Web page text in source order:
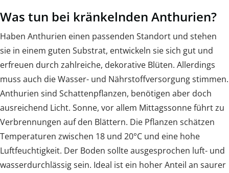
Was tun bei kränkelnden Anthurien?
Haben Anthurien einen passenden Standort und stehen
sie in einem guten Substrat, entwickeln sie sich gut und
erfreuen durch zahlreiche, dekorative Blüten. Allerdings
muss auch die Wasser- und Nährstoffversorgung stimmen.
Anthurien sind Schattenpflanzen, benötigen aber doch
ausreichend Licht. Sonne, vor allem Mittagssonne führt zu
Verbrennungen auf den Blättern. Die Pflanzen schätzen
Temperaturen zwischen 18 und 20°C und eine hohe
Luftfeuchtigkeit. Der Boden sollte ausgesprochen luft- und
wasserdurchlässig sein. Ideal ist ein hoher Anteil an saurer